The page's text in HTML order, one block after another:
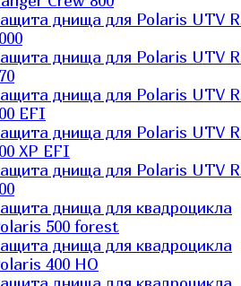
днища для Polaris UTV
днища для Polaris UTV
днища для Polaris UTV
EFI
днища для Polaris UTV
XP EFI
днища для Polaris UTV
днища для квадроцикла
500 forest
днища для квадроцикла
400 HO